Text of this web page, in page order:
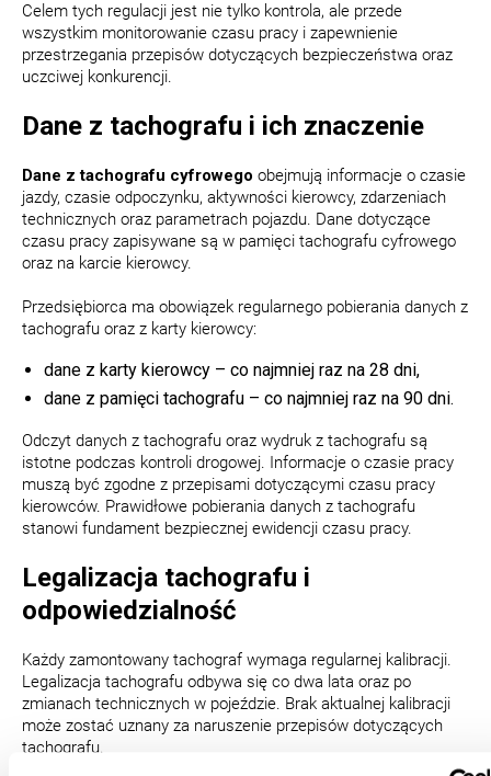
Celem tych regulacji jest nie tylko kontrola, ale przede
wszystkim monitorowanie czasu pracy i zapewnienie
przestrzegania przepisów dotyczących bezpieczeństwa oraz
uczciwej konkurencji.
Dane z tachografu i ich znaczenie
Dane z tachografu cyfrowego obejmują informacje o czasie
jazdy, czasie odpoczynku, aktywności kierowcy, zdarzeniach
technicznych oraz parametrach pojazdu. Dane dotyczące
czasu pracy zapisywane są w pamięci tachografu cyfrowego
oraz na karcie kierowcy.
Przedsiębiorca ma obowiązek regularnego pobierania danych z
tachografu oraz z karty kierowcy:
dane z karty kierowcy – co najmniej raz na 28 dni,
dane z pamięci tachografu – co najmniej raz na 90 dni.
Odczyt danych z tachografu oraz wydruk z tachografu są
istotne podczas kontroli drogowej. Informacje o czasie pracy
muszą być zgodne z przepisami dotyczącymi czasu pracy
kierowców. Prawidłowe pobierania danych z tachografu
stanowi fundament bezpiecznej ewidencji czasu pracy.
Legalizacja tachografu i
odpowiedzialność
Każdy zamontowany tachograf wymaga regularnej kalibracji.
Legalizacja tachografu odbywa się co dwa lata oraz po
zmianach technicznych w pojeździe. Brak aktualnej kalibracji
może zostać uznany za naruszenie przepisów dotyczących
tachografu.